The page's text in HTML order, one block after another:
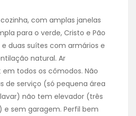
com amplas janelas
para o verde, Cristo e Pão
duas suítes com armários e
natural. Ar
todos os cômodos. Não
de serviço (só pequena área
não tem elevador (três
e sem garagem. Perfil bem